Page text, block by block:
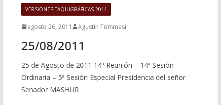
VERSIONES TAQUIGRÁFICAS 2011
agosto 26, 2011 Agustin Tommasi
25/08/2011
25 de Agosto de 2011 14ª Reunión – 14ª Sesión
Ordinaria – 5ª Sesión Especial Presidencia del señor
Senador MASHUR